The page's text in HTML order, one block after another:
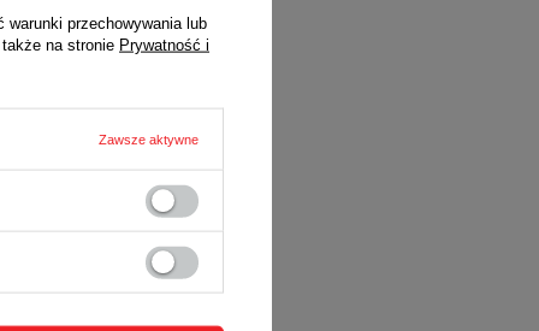
sklepu
warunki przechowywania lub
na stronie Prywatność i
Zawsze aktywne